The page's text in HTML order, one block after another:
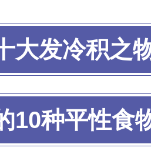
大发冷积之
10种平性食